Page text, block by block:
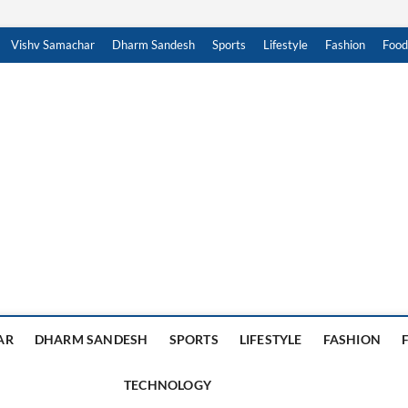
Vishv Samachar Dharm Sandesh Sports Lifestyle Fashion Food
DHARM SANDESH SPORTS LIFESTYLE FASHION
TECHNOLOGY